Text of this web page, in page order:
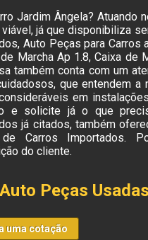
Jardim Ângela? Atuando
já que disponibiliza
Auto Peças para Carros
Marcha Ap 1.8, Caixa de
também conta com um
que entendem a
em
e solicite já o que
já citados, também
Carros Importados.
do cliente.
Peças
uma cotação